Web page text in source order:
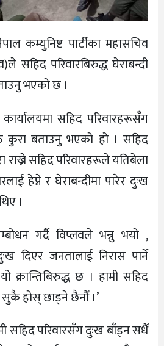
कम्युनिष्ट पार्टीका महासचिव
सहिद परिवारबिरुद्ध घेराबन्दी
भएको छ ।
सहिद परिवारहरूसँग
कुरा बताउनु भएको हो । सहिद
राख्ने सहिद परिवारहरूले यतिबेला
हेप्ने र घेराबन्दीमा पारेर दुःख
।
गर्दै विप्लवले भन्नु भयो ,
दिएर जनतालाई निरास पार्ने
क्रान्तिबिरुद्ध छ । हामी सहिद
सुकै होस् छाड्ने छैनौँ ।’
सहिद परिवारसँग दुःख बाँड्न सधैँ